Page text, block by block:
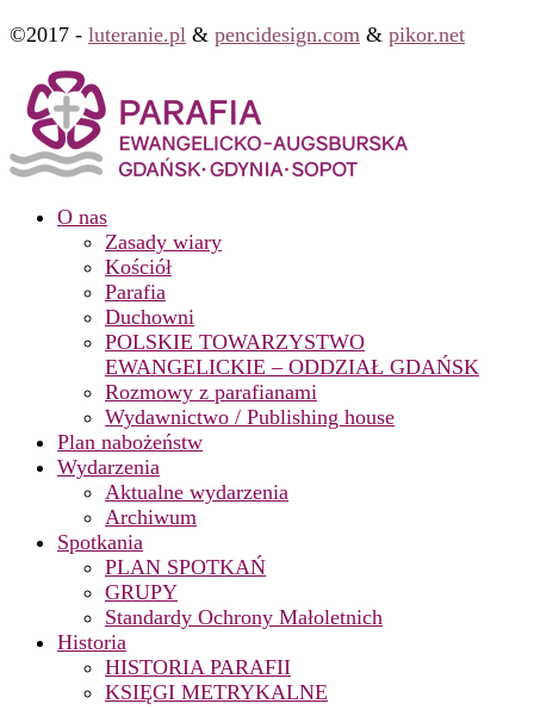
©2017 - luteranie.pl & pencidesign.com & pikor.net
O nas
Zasady wiary
Kościół
Parafia
Duchowni
POLSKIE TOWARZYSTWO
EWANGELICKIE – ODDZIAŁ GDAŃSK
Rozmowy z parafianami
Wydawnictwo / Publishing house
Plan nabożeństw
Wydarzenia
Aktualne wydarzenia
Archiwum
Spotkania
PLAN SPOTKAŃ
GRUPY
Standardy Ochrony Małoletnich
Historia
HISTORIA PARAFII
KSIĘGI METRYKALNE